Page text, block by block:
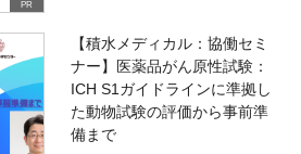
PR
【積水メディカル：協働セミ
ナー】医薬品がん原性試験：
ICH S1ガイドラインに準拠し
た動物試験の評価から事前準
備まで